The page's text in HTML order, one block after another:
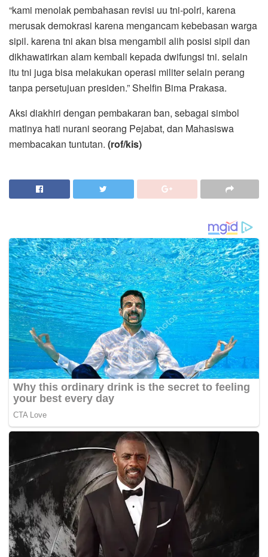
“kami menolak pembahasan revisi uu tni-polri, karena
merusak demokrasi karena mengancam kebebasan warga
sipil. karena tni akan bisa mengambil alih posisi sipil dan
dikhawatirkan alam kembali kepada dwifungsi tni. selain
itu tni juga bisa melakukan operasi militer selain perang
tanpa persetujuan presiden.” Shelfin Bima Prakasa.
Aksi diakhiri dengan pembakaran ban, sebagai simbol
matinya hati nurani seorang Pejabat, dan Mahasiswa
membacakan tuntutan. (rof/kis)